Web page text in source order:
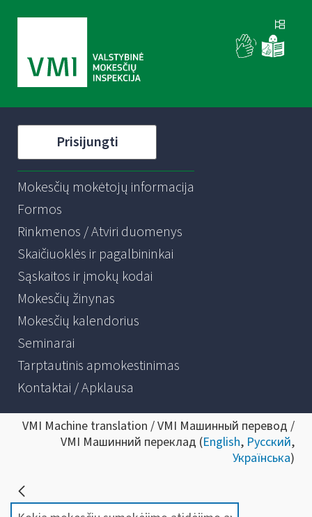
Prisijungti
Mokesčių mokėtojų informacija
Formos
Rinkmenos / Atviri duomenys
Skaičiuoklės ir pagalbininkai
Sąskaitos ir įmokų kodai
Mokesčių žinynas
Mokesčių kalendorius
Seminarai
Tarptautinis apmokestinimas
Kontaktai / Apklausa
VMI Machine translation / VMI Машинный перевод /
VMI Машинний переклад (English, Русский,
Українська)